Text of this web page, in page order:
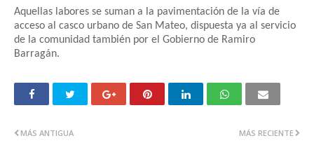
Aquellas labores se suman a la pavimentación de la vía de
acceso al casco urbano de San Mateo, dispuesta ya al servicio
de la comunidad también por el Gobierno de Ramiro
Barragán.
MÁS RECIENTE
MÁS ANTIGUA